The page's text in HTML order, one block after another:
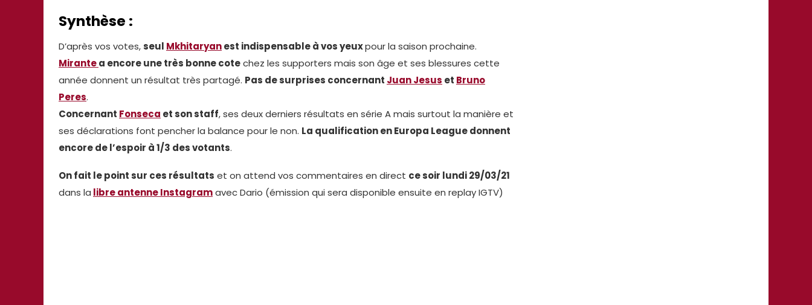
Synthèse :
D’après vos votes,seul Mkhitaryanest indispensable à vos yeuxpour la saison prochaine.
Mirantea encore une très bonne cotechez les supporters mais son âge et ses blessures cette
année donnent un résultat très partagé. Pas de surprises concernant Juan Jesus et Bruno
Peres.
Concernant Fonseca et son staff, ses deux derniers résultats en série A mais surtout la manière et
ses déclarations font pencher la balance pour le non. La qualification en Europa League donnent
encore de l’espoir à 1/3 des votants.
On fait le point sur ces résultats et on attend vos commentaires en direct ce soir lundi 29/03/21
dans la libre antenne Instagramavec Dario (émission qui sera disponible ensuite en replay IGTV)